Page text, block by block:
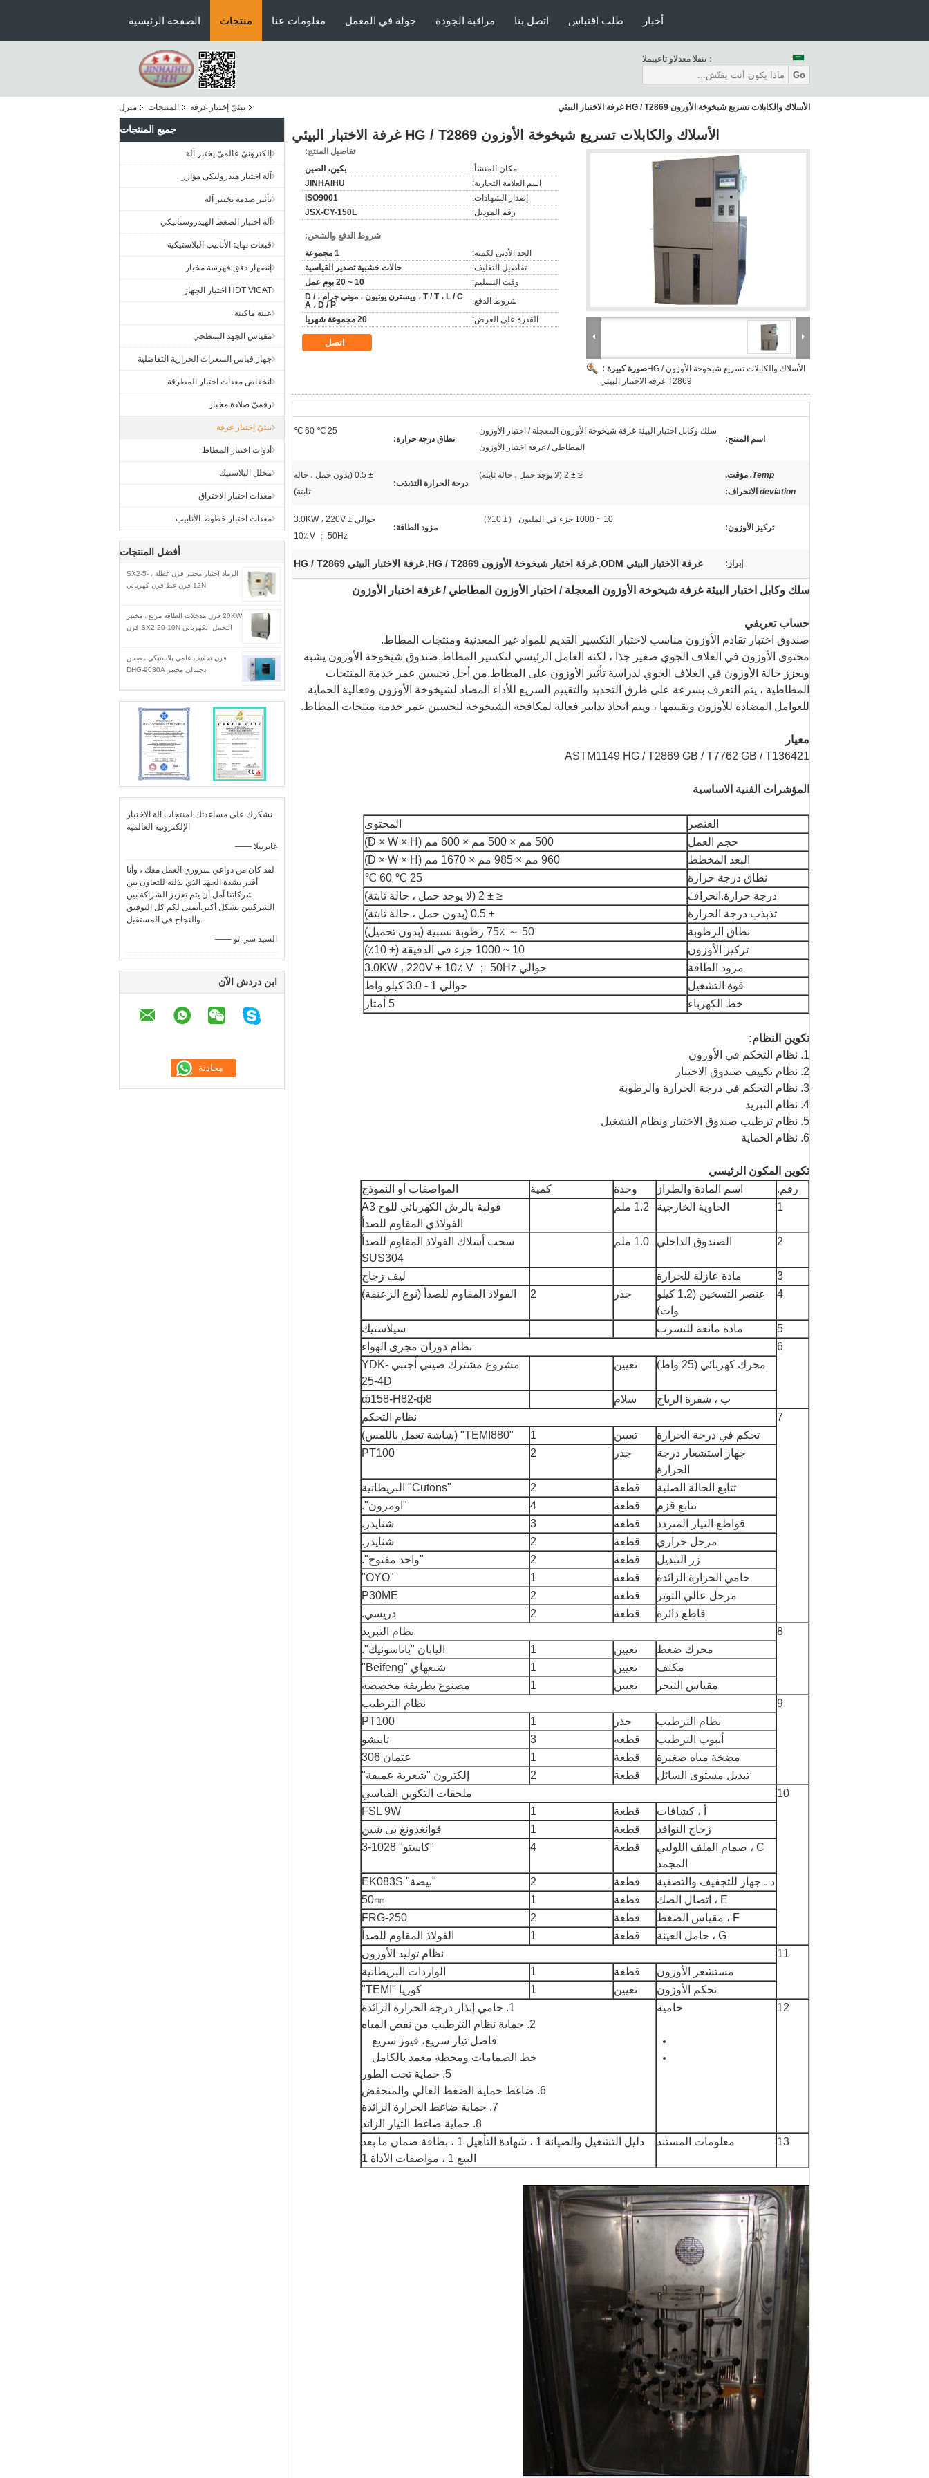
الصفحة الرئيسية منتجات معلومات عنا جولة في المعمل مراقبة الجودة اتصل بنا طلب اقتباس أخبار
المبيعات والدعم الفنى：
Go
منزل المنتجات بيئيّ إختبار غرفة الأسلاك والكابلات تسريع شيخوخة الأوزون HG / T2869 غرفة الاختبار البيئي
جميع المنتجات
إلكترونيّ عالميّ يختبر آلة
آلة اختبار هيدروليكي مؤازر
تأثير صدمة يختبر آلة
آلة اختبار الضغط الهيدروستاتيكي
قبعات نهاية الأنابيب البلاستيكية
إنصهار دفق فهرسة مخبار
HDT VICAT اختبار الجهاز
عينة ماكينة
مقياس الجهد السطحي
جهاز قياس السعرات الحرارية التفاضلية
انخفاض معدات اختبار المطرقة
رقميّ صلادة مخبار
بيئيّ إختبار غرفة
أدوات اختبار المطاط
محلل البلاستيك
معدات اختبار الاحتراق
معدات اختبار خطوط الأنابيب
أفضل المنتجات
الرماد اختبار مختبر فرن غطلة ، SX2-5-
12N فرن غط فرن كهربائي
20KW فرن مدخلات الطاقة مربع ، مختبر
التحمل الكهربائي SX2-20-10N فرن
فرن تجفيف علمي بلاستيكي ، صحن
دجيتالي مختبر DHG-9030A
نشكرك على مساعدتك لمنتجات آلة الاختبار
الإلكترونية العالمية
—— غابرييلا
لقد كان من دواعي سروري العمل معك ، وأنا
أقدر بشدة الجهد الذي بذلته للتعاون بين
شركاتنا.آمل أن يتم تعزيز الشراكة بين
الشركتين بشكل أكبر.أتمنى لكم كل التوفيق
والنجاح في المستقبل.
—— السيد سي ثو
ابن دردش الآن
الأسلاك والكابلات تسريع شيخوخة الأوزون HG / T2869 غرفة الاختبار البيئي
صورة كبيرة :الأسلاك والكابلات تسريع شيخوخة الأوزون HG /
T2869 غرفة الاختبار البيئي
تفاصيل المنتج:
مكان المنشأ:
بكين، الصين
اسم العلامة التجارية:
JINHAIHU
إصدار الشهادات:
ISO9001
رقم الموديل:
JSX-CY-150L
شروط الدفع والشحن:
الحد الأدنى لكمية:
1 مجموعة
تفاصيل التغليف:
حالات خشبية تصدير القياسية
وقت التسليم:
10 ~ 20 يوم عمل
شروط الدفع:
T / T ، L / C ، ويسترن يونيون ، موني جرام ، D /
A ، D / P
القدرة على العرض:
20 مجموعة شهريا
اتصل
اسم المنتج:
سلك وكابل اختبار البيئة غرفة شيخوخة الأوزون المعجلة / اختبار الأوزون
المطاطي / غرفة اختبار الأوزون
نطاق درجة حرارة:
25 ℃ 60 ℃
Temp. مؤقت.
deviation الانحراف:
≤ ± 2 (لا يوجد حمل ، حالة ثابتة)
درجة الحرارة التذبذب:
± 0.5 (بدون حمل ، حالة
ثابتة)
تركيز الأوزون:
10 ~ 1000 جزء في المليون （± 10٪）
مزود الطاقة:
حوالي 3.0KW ، 220V ±
10٪ V ； 50Hz
إبراز: غرفة الاختبار البيئي ODM ,غرفة اختبار شيخوخة الأوزون HG / T2869 ,غرفة الاختبار البيئي HG / T2869
سلك وكابل اختبار البيئة غرفة شيخوخة الأوزون المعجلة / اختبار الأوزون المطاطي / غرفة اختبار الأوزون
حساب تعريفي
صندوق اختبار تقادم الأوزون مناسب لاختبار التكسير القديم للمواد غير المعدنية ومنتجات المطاط.
محتوى الأوزون في الغلاف الجوي صغير جدًا ، لكنه العامل الرئيسي لتكسير المطاط.صندوق شيخوخة الأوزون يشبه
ويعزز حالة الأوزون في الغلاف الجوي لدراسة تأثير الأوزون على المطاط.من أجل تحسين عمر خدمة المنتجات
المطاطية ، يتم التعرف بسرعة على طرق التحديد والتقييم السريع للأداء المضاد لشيخوخة الأوزون وفعالية الحماية
للعوامل المضادة للأوزون وتقييمها ، ويتم اتخاذ تدابير فعالة لمكافحة الشيخوخة لتحسين عمر خدمة منتجات المطاط.
معيار
ASTM1149 HG / T2869 GB / T7762 GB / T136421
المؤشرات الفنية الاساسية
العنصر
المحتوى
حجم العمل
500 مم × 500 مم × 600 مم (D × W × H)
البعد المخطط
960 مم × 985 مم × 1670 مم (D × W × H)
نطاق درجة حرارة
25 ℃ 60 ℃
درجة حرارة.انحراف
≤ ± 2 (لا يوجد حمل ، حالة ثابتة)
تذبذب درجة الحرارة
± 0.5 (بدون حمل ، حالة ثابتة)
نطاق الرطوبة
50 ～ 75٪ رطوبة نسبية (بدون تحميل)
تركيز الأوزون
10 ~ 1000 جزء في الدقيقة (± 10٪)
مزود الطاقة
حوالي 3.0KW ، 220V ± 10٪ V ； 50Hz
قوة التشغيل
حوالي 1 - 3.0 كيلو واط
خط الكهرباء
5 أمتار
تكوين النظام:
1. نظام التحكم في الأوزون
2. نظام تكييف صندوق الاختبار
3. نظام التحكم في درجة الحرارة والرطوبة
4. نظام التبريد
5. نظام ترطيب صندوق الاختبار ونظام التشغيل
6. نظام الحماية
تكوين المكون الرئيسي
رقم.
اسم المادة والطراز وحدة كمية
المواصفات أو النموذج
1
الحاوية الخارجية 1.2 ملم
قولبة بالرش الكهربائي للوح A3
الفولاذي المقاوم للصدأ
2
الصندوق الداخلي 1.0 ملم
سحب أسلاك الفولاذ المقاوم للصدأ
SUS304
3
مادة عازلة للحرارة
ليف زجاج
4
عنصر التسخين (1.2 كيلو
وات)
جذر 2 الفولاذ المقاوم للصدأ (نوع الزعنفة)
5 مادة مانعة للتسرب
سيلاستيك
6
نظام دوران مجرى الهواء
محرك كهربائي (25 واط)
تعيين
مشروع مشترك صيني أجنبي YDK-
25-4D
ب ، شفرة الرياح
سلام
ф158-H82-ф8
7
نظام التحكم
تحكم في درجة الحرارة
تعيين 1
"TEMI880" (شاشة تعمل باللمس)
جهاز استشعار درجة
الحرارة
جذر 2
PT100
تتابع الحالة الصلبة قطعة 2
"Cutons" البريطانية
تتابع قزم
قطعة 4
"اومرون".
قواطع التيار المتردد
قطعة 3
شنايدر.
مرحل حراري
قطعة 2
شنايدر.
زر التبديل
قطعة 2
"واحد مفتوح".
حامي الحرارة الزائدة
قطعة 1
"OYO"
مرحل عالي التوتر
قطعة 2
P30ME
قاطع دائرة
قطعة 2
دريسي.
8
نظام التبريد
محرك ضغط
تعيين 1
اليابان "باناسونيك".
مكثف
تعيين 1
شنغهاي "Beifeng"
مقياس التبخر
تعيين 1
مصنوع بطريقة مخصصة
9
نظام الترطيب
نظام الترطيب
جذر 1
PT100
أنبوب الترطيب
قطعة 3
تايتشو
مضخة مياه صغيرة
قطعة 1
عتمان 306
تبديل مستوى السائل
قطعة 2
إلكترون "شعرية عميقة"
10
ملحقات التكوين القياسي
أ ، كشافات
قطعة 1
FSL 9W
زجاج النوافذ
قطعة 1
قوانغدونغ بى شين
C ، صمام الملف اللولبي
المجمد
قطعة 4 "كاستو" 1028-3
د ـ جهاز للتجفيف والتصفية قطعة 2
"بيضة" EK083S
E ، اتصال الصك
قطعة 1
50㎜
F ، مقياس الضغط
قطعة 2
FRG-250
G ، حامل العينة
قطعة 1
الفولاذ المقاوم للصدأ
11
نظام توليد الأوزون
مستشعر الأوزون
قطعة 1
الواردات البريطانية
تحكم الأوزون
تعيين 1
كوريا "TEMI"
12
حامية
1. حامي إنذار درجة الحرارة الزائدة
2. حماية نظام الترطيب من نقص المياه
فاصل تيار سريع، فيوز سريع
خط الصمامات ومحطة مغمد بالكامل
5. حماية تحت الطور
6. ضاغط حماية الضغط العالي والمنخفض
7. حماية ضاغط الحرارة الزائدة
8. حماية ضاغط التيار الزائد
13
معلومات المستند
دليل التشغيل والصيانة 1 ، شهادة التأهيل 1 ، بطاقة ضمان ما بعد
البيع 1 ، مواصفات الأداة 1